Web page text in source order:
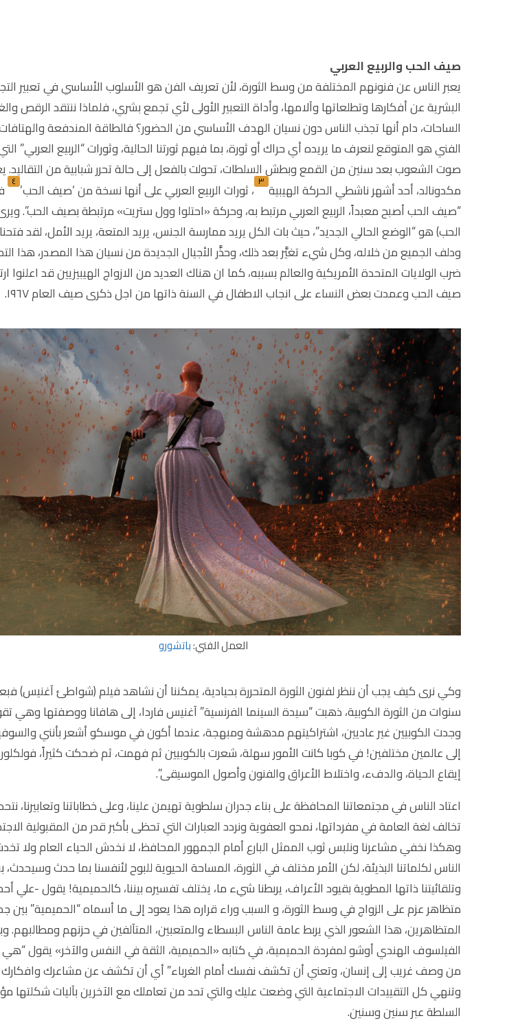
صيف الحب والربيع العربي
يعبر الناس عن فنونهم المختلفة من وسط الثورة، لأن تعريف الفن هو الأسلوب الأساسي في تعبير
البشرية عن أفكارها وتطلعاتها وآلامها، وأداة التعبير الأولى لأي تجمع بشري، فلماذا ننتقد الرقص
الساحات، دام أنها تجذب الناس دون نسيان الهدف الأساسي من الحضور؟ فالطاقة المندفعة والهتافات
الفني هو المتوقع لنعرف ما يريده أي حراك أو ثورة، بما فيهم ثورتنا الحالية، وثورات “الربيع العربي”
صوت الشعوب بعد سنين من القمع وبطش السلطات، تحولت بالفعل إلى حالة تحرر شبابية من التقاليد.
مكدونالد، أحد أشهر ناشطي الحركة الهيبية ٣ ، ثورات الربيع العربي على أنها نسخة من ‘صيف الحب’ ٤
“صيف الحب أصبح معبداً، الربيع العربي مرتبط به، وحركة «احتلوا وول ستريت» مرتبطة بصيف الحب”.
الحب) هو “الوضع الحالي الجديد”، حيث بات الكل يريد ممارسة الجنس، يريد المتعة، يريد الأمل، لقد فتحنا
ودلف الجميع من خلاله، وكل شيء تغيَّر بعد ذلك، وحذَّر الأجيال الجديدة من نسيان هذا المصدر، هذا
ضرب الولايات المتحدة الأمريكية والعالم بسببه، كما ان هناك العديد من الازواج الهيبيزيين قد اعلنوا
صيف الحب وعمدت بعض النساء على انجاب الاطفال في السنة ذاتها من اجل ذكرى صيف العام ١٩٦٧.
العمل الفني:باتشورو
وكي نرى كيف يجب أن ننظر لفنون الثورة المتحررة بحيادية، يمكننا أن نشاهد فيلم (شواطئ آغنيس)
سنوات من الثورة الكوبية، ذهبت “سيدة السينما الفرنسية” آغنيس فاردا، إلى هافانا ووصفتها وهي
وجدت الكوبيين غير عاديين، اشتراكيتهم مدهشة ومبهجة، عندما أكون في موسكو أشعر بأنني
إلى عالمين مختلفين! في كوبا كانت الأمور سهلة، شعرت بالكوبيين ثم فهمت، ثم ضحكت كثيراً، فولكلور
إيقاع الحياة، والدفء، واختلاط الأعراق والفنون وأصول الموسيقى”.
اعتاد الناس في مجتمعاتنا المحافظة على بناء جدران سلطوية تهيمن علينا، وعلى خطاباتنا وتعابيرنا،
تخالف لغة العامة في مفرداتها، نمحو العفوية ونردد العبارات التي تحظى بأكبر قدر من المقبولية
وهكذا نخفي مشاعرنا ونلبس ثوب الممثل البارع أمام الجمهور المحافظ، لا نخدش الحياء العام ولا
الناس لكلماتنا البذيئة، لكن الأمر مختلف في الثورة، المساحة الحيوية للبوح لأنفسنا بما حدث وسيحدث،
وتلقائيتنا ذاتها المطوية بقيود الأعراف، يربطنا شيء ما، يختلف تفسيره بيننا، كالحميمية! يقول -علي
متظاهر عزم على الزواج في وسط الثورة، و السبب وراء قراره هذا يعود إلى ما أسماه “الحميمية” بين
المتظاهرين، هذا الشعور الذي يربط عامة الناس البسطاء والمتعبين، المتآلفين في حزنهم
الفيلسوف الهندي أوشو لمفردة الحميمية، في كتابه «الحميمية، الثقة في النفس والآخر» يقول “هي
من وصف غريب إلى إنسان، وتعني أن تكشف نفسك أمام الغرباء” أي أن تكشف عن مشاعرك وافكارك
وتنهي كل التقييدات الاجتماعية التي وضعت عليك والتي تحد من تعاملك مع الآخرين بآليات
السلطة عبر سنين وسنين.